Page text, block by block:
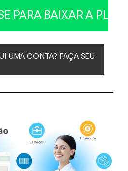
UMA CONTA? FAÇA SEU